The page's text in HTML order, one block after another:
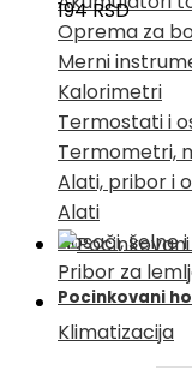
Oprema za
Merni
Kalorimetri
Termostati i
Termometri,
Alati, pribor i
Alati
Nosači, šelne
Pribor za
Klimatizacija
194RSD
Pocinkovani